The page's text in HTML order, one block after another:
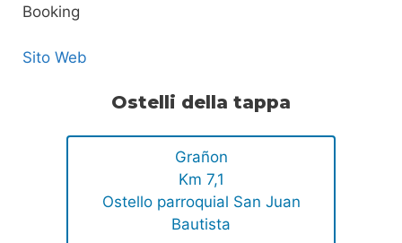
Booking
Sito Web
Ostelli della tappa
Grañon
Km 7,1
Ostello parroquial San Juan
Bautista